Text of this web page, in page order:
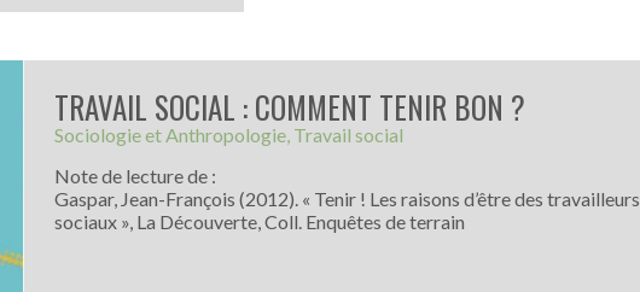
TRAVAIL SOCIAL : COMMENT TENIR BON ?
Sociologie et Anthropologie Travail social
Note de lecture de :
Gaspar, Jean-François (2012). « Tenir ! Les raisons d’être des travailleurs
sociaux », La Découverte, Coll. Enquêtes de terrain